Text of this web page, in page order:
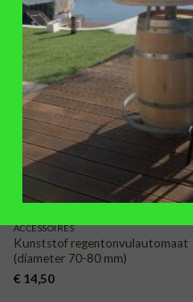
VAAK SAMEN GEKOCHT
AAN
VERLANGLIJST
ACCESSOIRES
Kunststof regentonvulautomaat
(diameter 70-80 mm)
€14,50